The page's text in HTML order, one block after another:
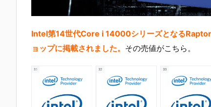
Intel第14世代Core i 14000シリーズとなる
ョップに掲載されました。 その売値がこちら。